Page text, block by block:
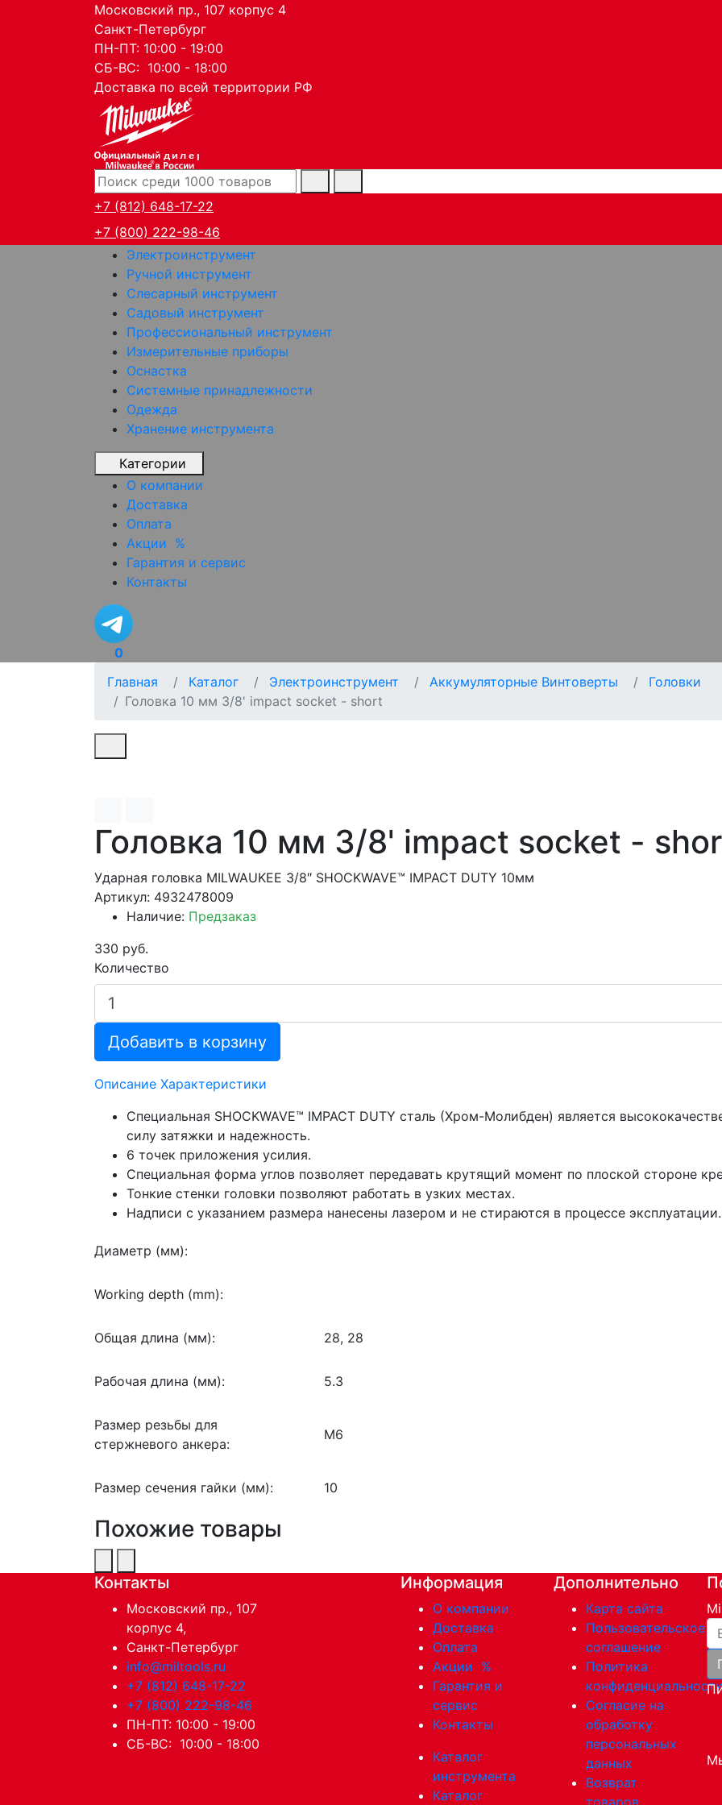
Московский пр., 107 корпус 4
Санкт-Петербург
ПН-ПТ: 10:00 - 19:00
СБ-ВС: 10:00 - 18:00
Доставка по всей территории РФ
дилер
+7 (812) 648-17-22
+7 (800) 222-98-46
Электроинструмент
Ручной инструмент
Слесарный инструмент
Садовый инструмент
Профессиональный инструмент
Измерительные приборы
Оснастка
Системные принадлежности
Одежда
Хранение инструмента
Категории
О компании
Доставка
Оплата
Акции %
Гарантия и сервис
Контакты
0
Главная
Каталог Электроинструмент Аккумуляторные Винтоверты
Головки
Головка 10 мм 3/8' impact socket - short
Головка 10 мм 3/8' impact socket -
Ударная головка MILWAUKEE 3/8″ SHOCKWAVE™ IMPACT DUTY 10мм
Артикул: 4932478009
Наличие: Предзаказ
330 руб.
Количество
Добавить в корзину
Описание Характеристики
Специальная SHOCKWAVE™ IMPACT DUTY сталь (Хром-Молибден) является
силу затяжки и надежность.
6 точек приложения усилия.
Специальная форма углов позволяет передавать крутящий момент по плоской стороне
Тонкие стенки головки позволяют работать в узких местах.
Надписи с указанием размера нанесены лазером и не стираются в процессе эксплуатации.
Диаметр (мм):
Working depth (mm):
Общая длина (мм): 28, 28
Рабочая длина (мм): 5.3
Размер резьбы для
стержневого анкера:
M6
Размер сечения гайки (мм): 10
Похожие товары
Контакты
Московский пр., 107
корпус 4,
Санкт-Петербург
info@miltools.ru
+7 (812) 648-17-22
+7 (800) 222-98-46
ПН-ПТ: 10:00 - 19:00
СБ-ВС: 10:00 - 18:00
Информация
О компании
Доставка
Оплата
Акции %
Гарантия и
сервис
Контакты
Каталог
инструмента
Каталог
Дополнительно
Карта сайта
Пользовательское
соглашение
Политика
Согласие на
обработку
персональных
данных
Возврат
товаров